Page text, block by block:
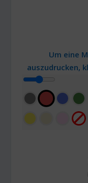
Um eine
auszudrucken,